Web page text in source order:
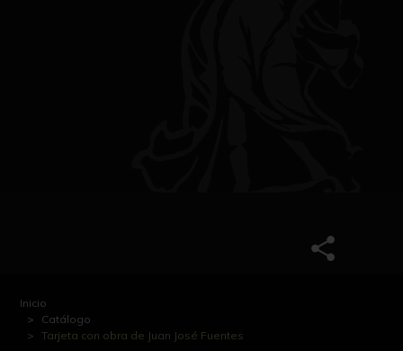
Inicio
Catálogo
Tarjeta con obra de Juan José Fuentes